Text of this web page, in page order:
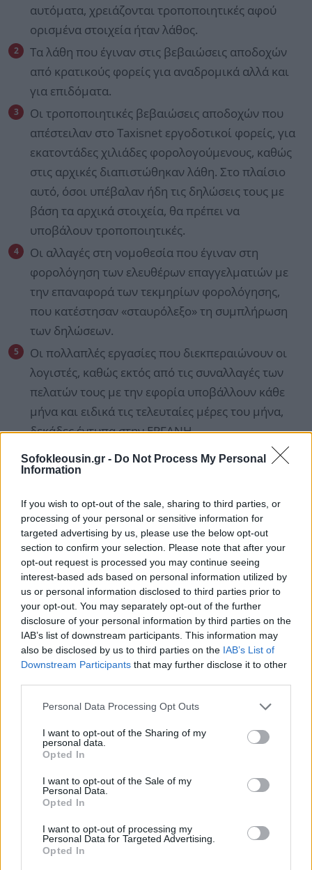
Sofokleousin.gr - Do Not Process My Personal
Information
If you wish to opt-out of the sale, sharing to third parties, or
processing of your personal or sensitive information for
targeted advertising by us, please use the below opt-out
section to confirm your selection. Please note that after your
opt-out request is processed you may continue seeing
interest-based ads based on personal information utilized by
us or personal information disclosed to third parties prior to
your opt-out. You may separately opt-out of the further
disclosure of your personal information by third parties on the
IAB’s list of downstream participants. This information may
also be disclosed by us to third parties on the IAB’s List of
Downstream Participants that may further disclose it to other
Personal Data Processing Opt Outs
I want to opt-out of the Sharing of my
personal data.
Opted In
I want to opt-out of the Sale of my
Personal Data.
Opted In
I want to opt-out of processing my
Personal Data for Targeted Advertising.
Opted In
αυτόματα, χρειάζονται τροποποιητικές αφού
ορισμένα στοιχεία ήταν λάθος.
Τα λάθη που έγιναν στις βεβαιώσεις αποδοχών
από κρατικούς φορείς για αναδρομικά αλλά και
για επιδόματα.
Οι τροποποιητικές βεβαιώσεις αποδοχών που
απέστειλαν στο Taxisnet εργοδοτικοί φορείς, για
εκατοντάδες χιλιάδες φορολογούμενους, καθώς
στις αρχικές διαπιστώθηκαν λάθη. Στο πλαίσιο
αυτό, όσοι υπέβαλαν ήδη τις δηλώσεις τους με
βάση τα αρχικά στοιχεία, θα πρέπει να
υποβάλουν τροποποιητικές.
Οι αλλαγές στη νομοθεσία που έγιναν στη
φορολόγηση των ελευθέρων επαγγελματιών με
την επαναφορά των τεκμηρίων φορολόγησης,
που κατέστησαν «σταυρόλεξο» τη συμπλήρωση
των δηλώσεων.
Οι πολλαπλές εργασίες που διεκπεραιώνουν οι
λογιστές, καθώς εκτός από τις συναλλαγές των
πελατών τους με την εφορία υποβάλλουν κάθε
μήνα και ειδικά τις τελευταίες μέρες του μήνα,
δεκάδες έντυπα στην ΕΡΓΑΝΗ.
Όλα αυτά συνθέτουν το σκηνικό όπως έχει
δηλώσεων, λίγες μέρες πριν τηνεκπνοή της
κανονικής προθεσμίας της 26ης Ιουλίου.